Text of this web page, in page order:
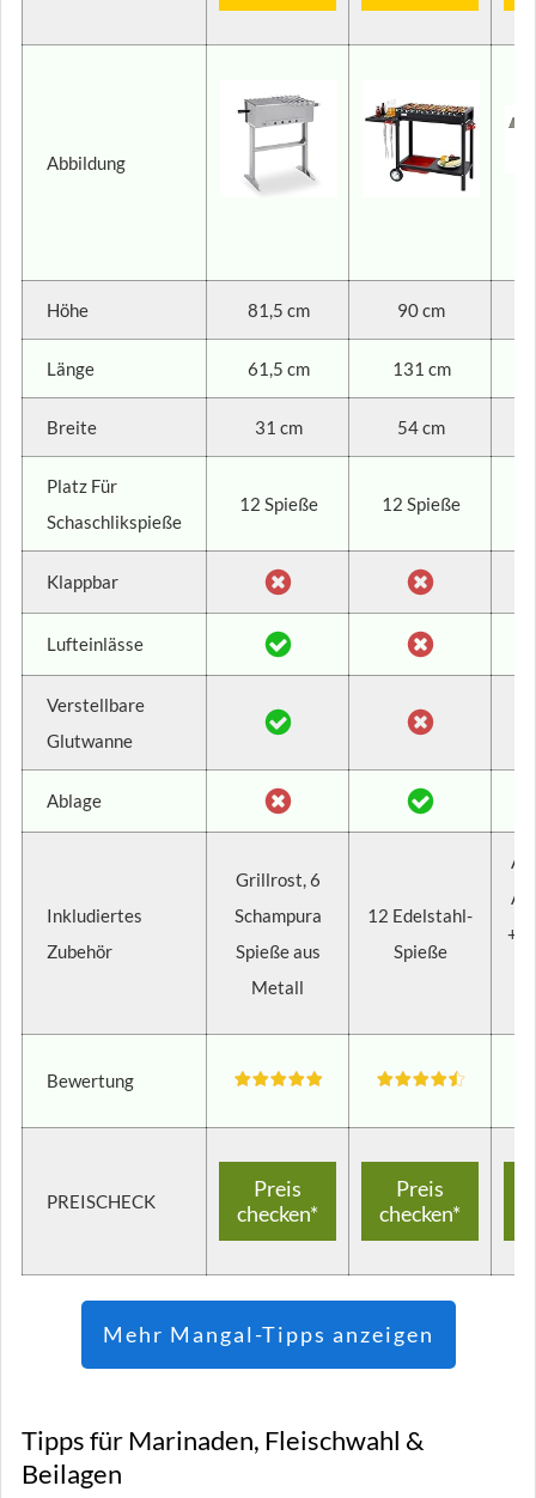
Abbildung
Höhe 81,5 cm 90 cm
Länge 61,5 cm 131 cm
Breite 31 cm 54 cm
Platz Für
Schaschlikspieße
12 Spieße 12 Spieße
Klappbar
Lufteinlässe
Verstellbare
Glutwanne
Ablage
Inkludiertes
Zubehör
Grillrost, 6
Schampura
Spieße aus
Metall
12 Edelstahl-
Spieße
+
Bewertung
PREISCHECK
Preis
checken*
Preis
checken*
Mehr Mangal-Tipps anzeigen
Tipps für Marinaden, Fleischwahl &
Beilagen